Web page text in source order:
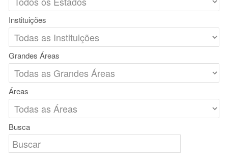
Instituições
Grandes Áreas
Áreas
Busca